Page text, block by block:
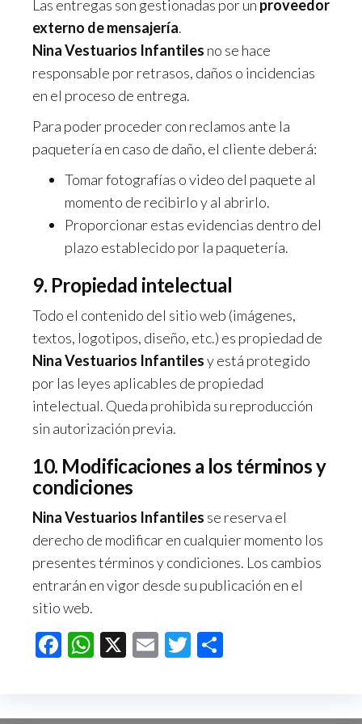
Las entregas son gestionadas por un proveedor
externo de mensajería.
Nina Vestuarios Infantiles no se hace
responsable por retrasos, daños o incidencias
en el proceso de entrega.
Para poder proceder con reclamos ante la
paquetería en caso de daño, el cliente deberá:
Tomar fotografías o video del paquete al
momento de recibirlo y al abrirlo.
Proporcionar estas evidencias dentro del
plazo establecido por la paquetería.
9. Propiedad intelectual
Todo el contenido del sitio web (imágenes,
textos, logotipos, diseño, etc.) es propiedad de
Nina Vestuarios Infantilesy está protegido
por las leyes aplicables de propiedad
intelectual. Queda prohibida su reproducción
sin autorización previa.
10. Modificaciones a los términos y
condiciones
Nina Vestuarios Infantiles se reserva el
derecho de modificar en cualquier momento los
presentes términos y condiciones. Los cambios
entrarán en vigor desde su publicación en el
sitio web.
F
W X
E
T